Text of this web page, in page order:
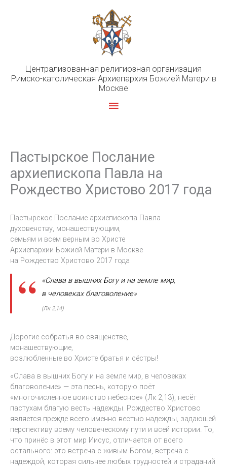
Централизованная религиозная организация
Римско-католическая Архиепархия Божией Матери в
Москве
Главное
Пастырское Послание
архиепископа Павла на
Рождество Христово 2017 года
Пастырское Послание архиепископа Павла
духовенству, монашествующим,
семьям и всем верным во Христе
Архиепархии Божией Матери в Москве
на Рождество Христово 2017 года
«Слава в вышних Богу и на земле мир,
в человеках благоволение»
(Лк 2,14)
Дорогие собратья во священстве,
монашествующие,
возлюбленные во Христе братья и сёстры!
«Слава в вышних Богу и на земле мир, в человеках
благоволение» — эта песнь, которую поёт
«многочисленное воинство небесное» (Лк 2,13), несёт
пастухам благую весть надежды. Рождество Христово
является прежде всего именно вестью надежды, задающей
перспективу всему человеческому пути и всей истории. То,
что принёс в этот мир Иисус, отличается от всего
остального: это встреча с живым Богом, встреча с
надеждой, которая сильнее любых трудностей и страданий